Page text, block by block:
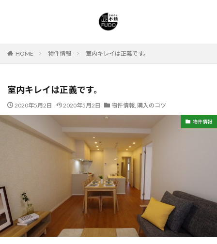
HOME 物件情報 室内キレイは正義です。
室内キレイは正義です。
2020年5月2日 2020年5月2日 物件情報, 購入のコツ
物件情報